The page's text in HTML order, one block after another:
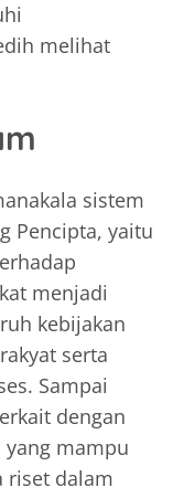
melihat
sistem
Pencipta, yaitu
menjadi
kebijakan
serta
Sampai
dengan
mampu
riset dalam